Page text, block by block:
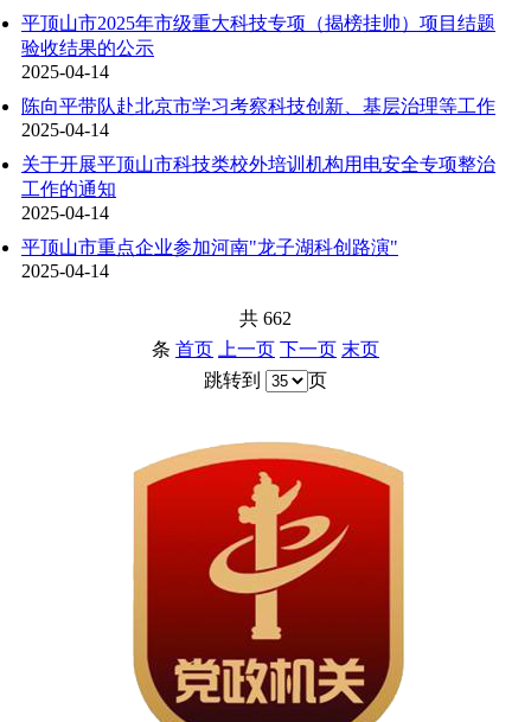
平顶山市2025年市级重大科技专项（揭榜挂帅）项目结题
验收结果的公示
2025-04-14
陈向平带队赴北京市学习考察科技创新、基层治理等工作
2025-04-14
关于开展平顶山市科技类校外培训机构用电安全专项整治
工作的通知
2025-04-14
平顶山市重点企业参加河南"龙子湖科创路演"
2025-04-14
共 662
条 首页 上一页 下一页 末页
跳转到
页